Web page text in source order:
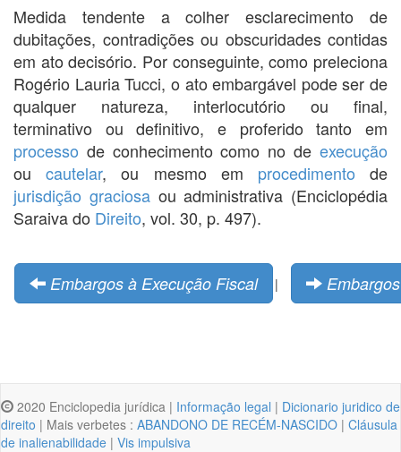
Medida tendente a colher esclarecimento de
dubitações, contradições ou obscuridades contidas
em ato decisório. Por conseguinte, como preleciona
Rogério Lauria Tucci, o ato embargável pode ser de
qualquer natureza, interlocutório ou final,
terminativo ou definitivo, e proferido tanto em
processo de conhecimento como no de execução
oucautelar, ou mesmo em procedimento de
jurisdição graciosaou administrativa (Enciclopédia
Saraiva do Direito, vol. 30, p. 497).
Embargos à Execução Fiscal |
2020 Enciclopedia jurídica | Informação legal | Dicionario juridico de
direito | Mais verbetes : ABANDONO DE RECÉM-NASCIDO | Cláusula
de inalienabilidade | Vis impulsiva